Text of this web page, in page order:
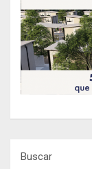
Buscar